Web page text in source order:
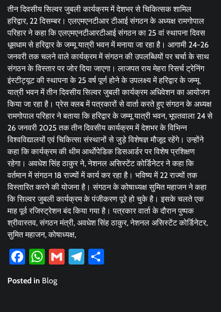
तीन दिवसीय सिल्वर जुबली कार्यक्रम में देशभर से चिकित्सक शामिल
हरिद्वार, 22 दिसम्बर। एलएमएनटीआर टीआई संगठन के अध्यक्ष रामगोपाल
परिहार ने कहा कि एलएमएनटीआरटीआई संगठन का 25 वां स्थापना दिवस
धूमधाम से हरिद्वार के जम्मू यात्री भवन में मनाया जा रहा है। आगामी 24-26
जनवरी तक चलने वाले कार्यक्रम में संगठन की उपलब्धियों पर चर्चा के साथ
संगठन के विस्तार पर जोर दिया जाएगा। लाजपत राय मेहरा रिसर्च ट्रेनिंग
इंस्टीट्यूट की स्थापना के 25 वर्ष पूर्ण होने के उपलक्ष्य में हरिद्वार के जम्मू
यात्री भवन में तीन दिवसीय सिल्वर जुबली कार्यक्रम अधिवेशन का आयोजन
किया जा रहा है। प्रेस क्लब में पत्रकारों से वार्ता करते हुए संगठन के अध्यक्ष
रामगोपाल परिहार ने बताया कि हरिद्वार के जम्मू यात्री भवन, भूपतवाला 24 से
26 जनवरी 2025 तक तीन दिवसीय कार्यक्रम में देशभर के विभिन्न
विश्वविद्यालयों एवं चिकित्सा संस्थानों से जुड़े विशेषज्ञ मौजूद रहेंगे। उन्होंने
कहा कि कार्यक्रम की थीम आर्थाेपेडिक डिसआर्डर पर विशेष प्रशिक्षण
रहेगा। अवधेश सिंह ठाकुर ने, नेशनल असिस्टेंट कोर्डिनेटर ने कहा कि
वर्तमान में संगठन 18 राज्यों में कार्य कर रहा है। भविष्य में 22 राज्यों तक
विस्तारित करने की योजना है। संगठन के कोषाध्यक्ष सुमित महाजन ने कहा
कि सिल्वर जुबली कार्यक्रम के पंजीकरण पूरे हो चुके है। इसके चलते एक
माह पूर्व रजिस्ट्रेशन बंद किया गया है। पत्रकार वार्ता के दौरान पुष्पक
श्रीवास्तव, संगठन मंत्री, अवधेश सिंह ठाकुर, नेशनल असिस्टेंट कोर्डिनेटर,
सुमित महाजन, कोषाध्यक्ष,
Facebook
WhatsApp
GmailTelegram
Posted in Blog